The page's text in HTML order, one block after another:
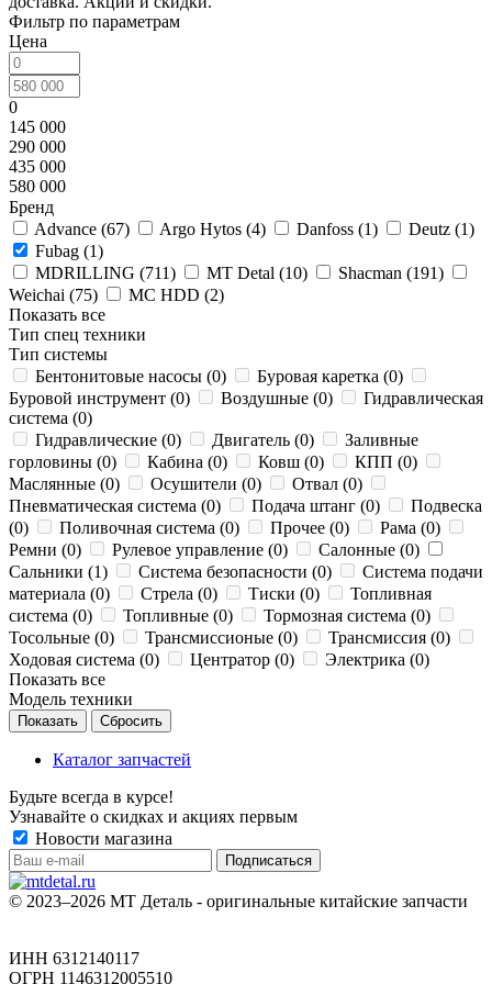
Фильтр по параметрам
Цена
0
145 000
290 000
435 000
580 000
Бренд
Advance (67) Argo Hytos (4) Danfoss (1) Deutz (1)
Fubag (1)
MDRILLING (711) MT Detal (10) Shacman (191)
Weichai (75) МС HDD (2)
Показать все
Тип спец техники
Тип системы
Бентонитовые насосы (0) Буровая каретка (0)
Буровой инструмент (0) Воздушные (0)
Гидравлическая
система (0)
Гидравлические (0) Двигатель (0)
Заливные
горловины (0) Кабина (0) Ковш (0) КПП (0)
Маслянные (0) Осушители (0) Отвал (0)
Пневматическая система (0) Подача штанг (0)
Подвеска
(0) Поливочная система (0) Прочее (0) Рама (0)
Ремни (0) Рулевое управление (0) Салонные (0)
Сальники (1) Система безопасности (0)
Система подачи
материала (0) Стрела (0) Тиски (0)
Топливная
система (0) Топливные (0) Тормозная система (0)
Тосольные (0) Трансмиссионые (0) Трансмиссия (0)
Ходовая система (0) Центратор (0) Электрика (0)
Показать все
Модель техники
Сбросить
Каталог запчастей
Будьте всегда в курсе!
Узнавайте о скидках и акциях первым
Новости магазина
© 2023–2026 МТ Деталь - оригинальные китайские запчасти
ИНН 6312140117
ОГРН 1146312005510